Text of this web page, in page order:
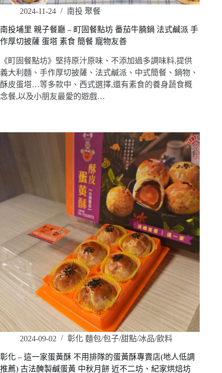
2024-11-24 南投 聚餐
南投埔里 親子餐廳 – 町固餐點坊 番茄牛腩鍋 法式鹹派 手
作厚切披薩 蛋塔 素食 簡餐 寵物友善
《町固餐點坊》堅持原汁原味、不添加過多調味料,提供
義大利麵、手作厚切披薩、法式鹹派、中式簡餐、鍋物、
酥皮蛋塔…等多款中、西式選擇,還有素食的養身蔬食概
念餐,以及小朋友最愛的遊戲…
2024-09-02 彰化 麵包/包子/甜點/冰品/飲料
彰化 – 這一家蛋黃酥 不用排隊的蛋黃酥專賣店(地人低調
推薦) 古法醃製鹹蛋黃 中秋月餅 近不二坊、紀家烘焙坊